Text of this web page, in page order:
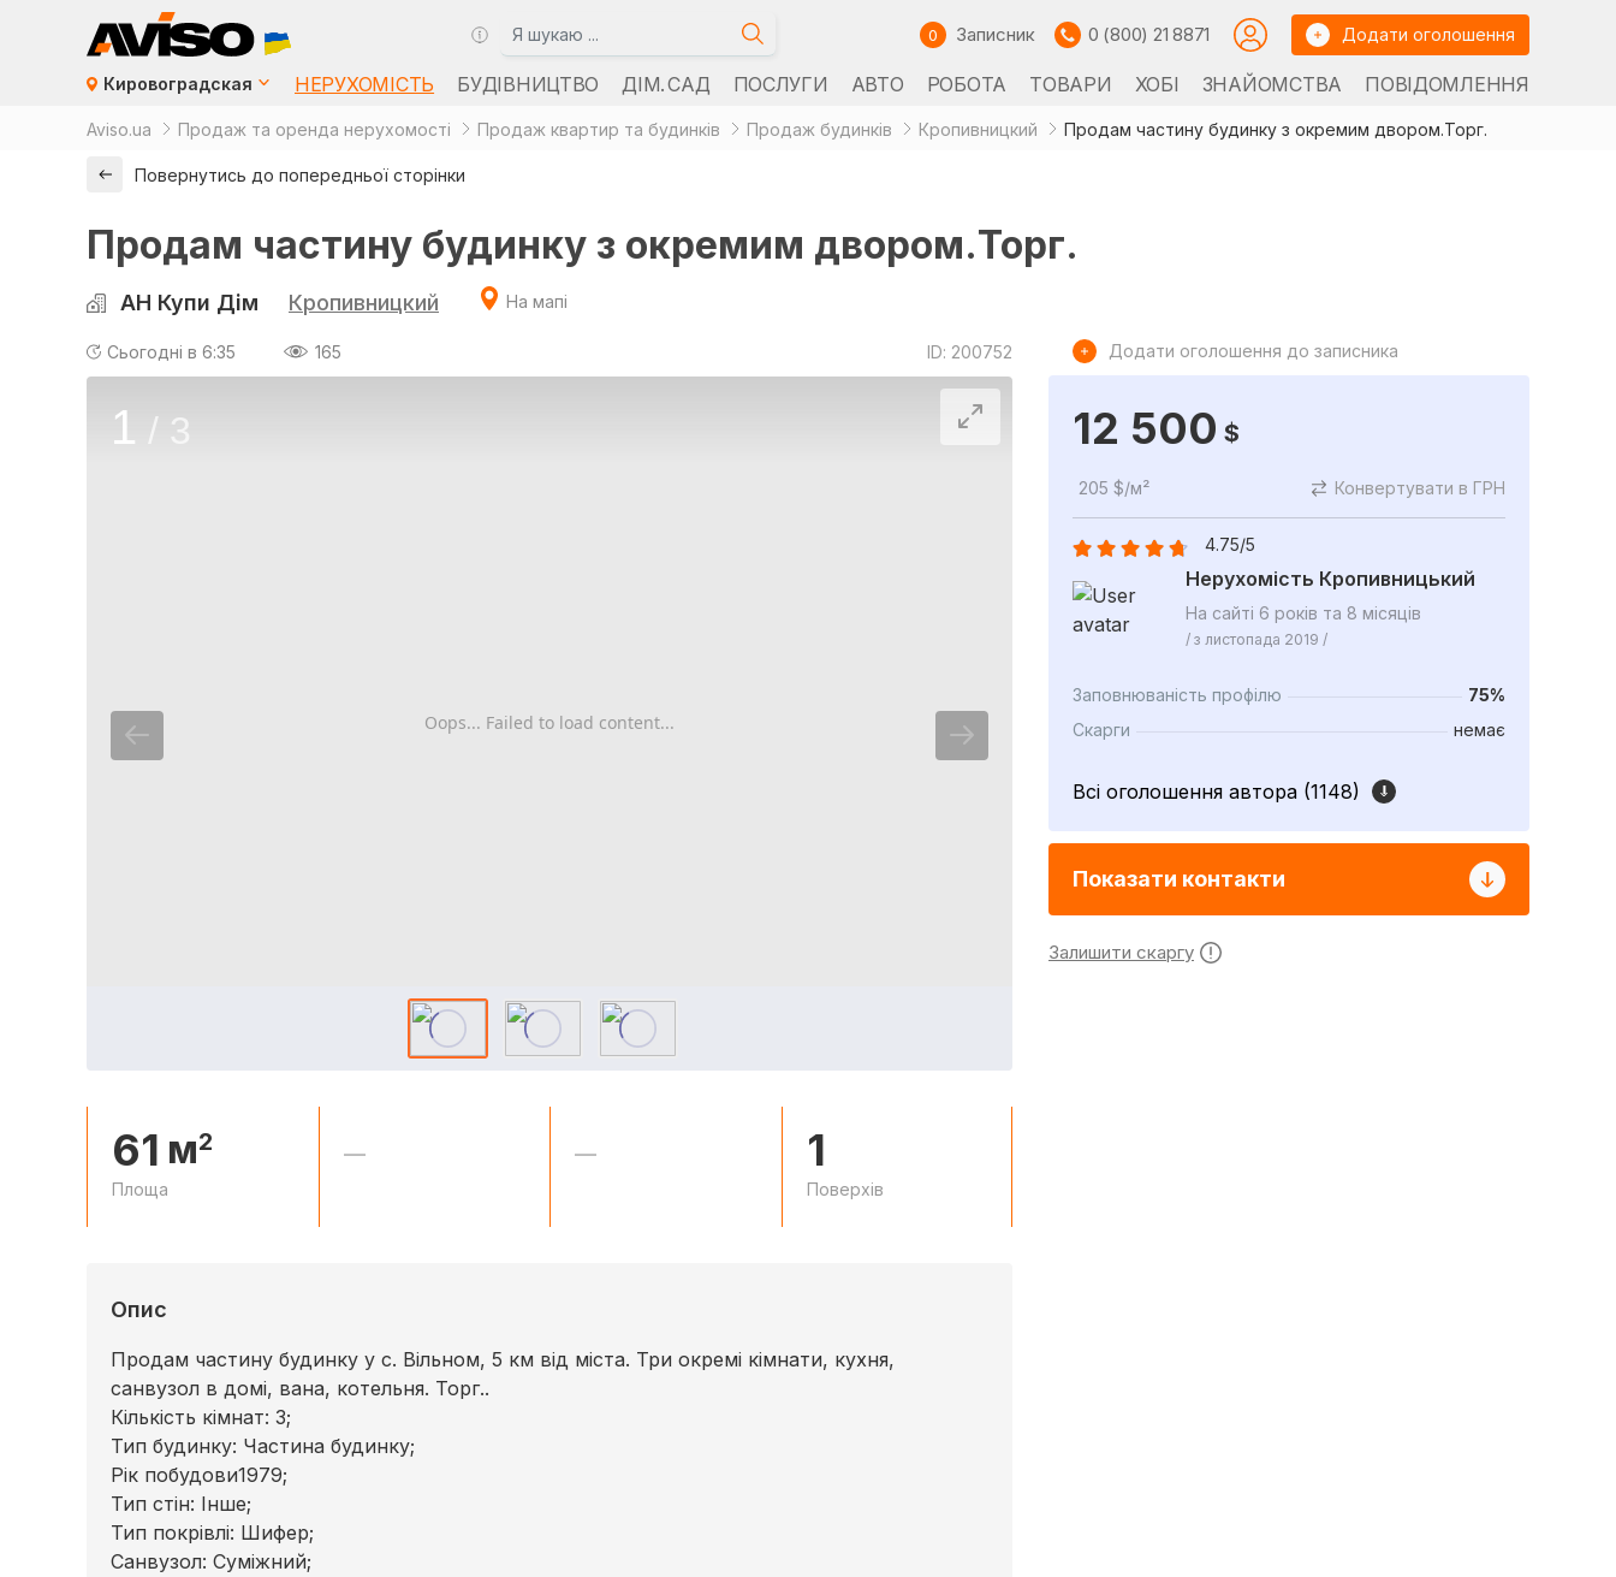
0 Записник 0 (800) 21 8871 Додати оголошення
Кировоградская НЕРУХОМІСТЬ БУДІВНИЦТВО ДІМ. САД ПОСЛУГИ АВТО РОБОТА ТОВАРИ ХОБІ ЗНАЙОМСТВА ПОВІДОМЛЕННЯ
Aviso.ua Продаж та оренда нерухомості Продаж квартир та будинків Продаж будинків Кропивницкий Продам частину будинку з окремим двором.Торг.
Повернутись до попередньої сторінки
Продам частину будинку з окремим двором.Торг.
АН Купи Дім Кропивницкий На мапі
Сьогодні в 6:35 165 ID: 200752
Oops... Failed to load content...
1 / 3
61 м2
Площа
— — 1
Поверхів
Опис
Продам частину будинку у с. Вільном, 5 км від міста. Три окремі кімнати, кухня,
санвузол в домі, вана, котельня. Торг..
Кількість кімнат: 3;
Тип будинку: Частина будинку;
Рік побудови1979;
Тип стін: Інше;
Тип покрівлі: Шифер;
Cанвузол: Суміжний;
Додати оголошення до записника
12 500 $
205 $/м² Конвертувати в ГРН
4.75/5
Нерухомість Кропивницький
На сайті 6 років та 8 місяців
/ з листопада 2019 /
Заповнюваність профілю
75%
Скарги
немає
Всі оголошення автора (1148)
Показати контакти
Залишити скаргу